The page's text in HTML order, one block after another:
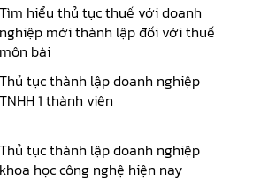
Tìm hiểu thủ tục thuế với doanh
nghiệp mới thành lập đối với thuế
môn bài
Thủ tục thành lập doanh nghiệp
TNHH 1 thành viên
Thủ tục thành lập doanh nghiệp
khoa học công nghệ hiện nay